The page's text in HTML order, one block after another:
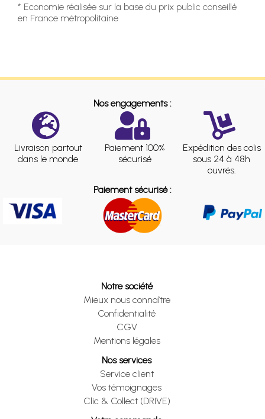
* Economie réalisée sur la base du prix public conseillé
en France métropolitaine
Nos engagements :
Livraison partout
dans le monde
Paiement 100%
sécurisé
Expédition des colis
sous 24 à 48h
ouvrés.
Paiement sécurisé :
Notre société
Mieux nous connaître
Confidentialité
CGV
Mentions légales
Nos services
Service client
Vos témoignages
Clic & Collect (DRIVE)